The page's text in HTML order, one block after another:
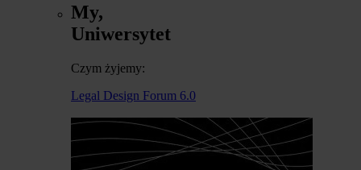
My,
Uniwersytet
Czym żyjemy:
Legal Design Forum 6.0